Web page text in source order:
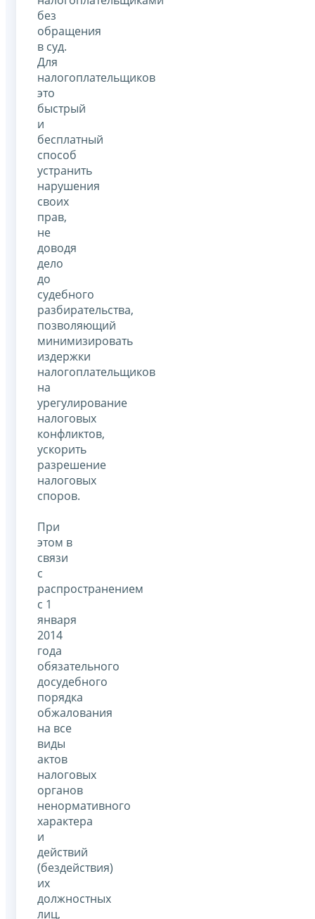
без
обращения
в суд.
Для
налогоплательщиков
это
быстрый
и
бесплатный
способ
устранить
нарушения
своих
прав,
не
доводя
дело
до
судебного
разбирательства,
позволяющий
минимизировать
издержки
налогоплательщиков
на
урегулирование
налоговых
конфликтов,
ускорить
разрешение
налоговых
споров.
При
этом в
связи
с
распространением
с 1
января
2014
года
обязательного
досудебного
порядка
обжалования
на все
виды
актов
налоговых
органов
ненормативного
характера
и
действий
(бездействия)
их
должностных
лиц,